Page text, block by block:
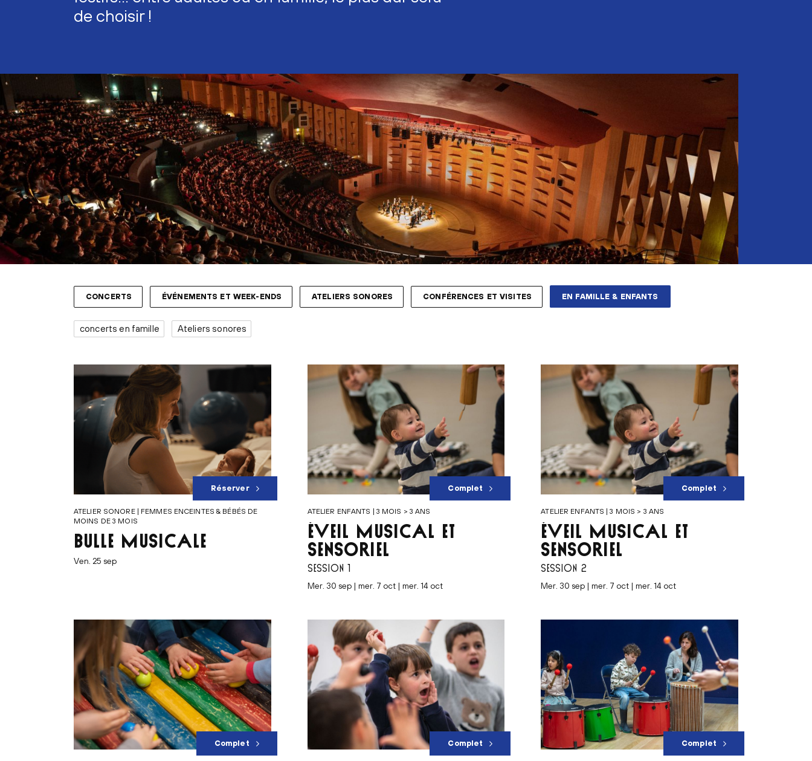
de choisir !
CONCERTS ÉVÉNEMENTS ET WEEK-ENDS ATELIERS SONORES CONFÉRENCES ET VISITES EN FAMILLE & ENFANTS
concerts en famille Ateliers sonores
ATELIER SONORE | FEMMES ENCEINTES & BÉBÉS DE
MOINS DE 3 MOIS
BULLE MUSICALE
ven. 25 sep
Réserver
ATELIER ENFANTS | 3 MOIS > 3 ANS
ÉVEIL MUSICAL ET
SENSORIEL
SESSION 1
mer. 30 sep | mer. 7 oct | mer. 14 oct
Complet
ATELIER ENFANTS | 3 MOIS > 3 ANS
ÉVEIL MUSICAL ET
SENSORIEL
SESSION 2
mer. 30 sep | mer. 7 oct | mer. 14 oct
Complet
Complet Complet Complet